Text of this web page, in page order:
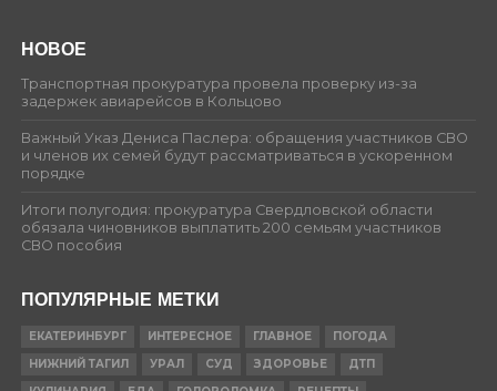
НОВОЕ
Транспортная прокуратура провела проверку из-за
задержек авиарейсов в Кольцово
Важный Указ Дениса Паслера: обращения участников СВО
и членов их семей будут рассматриваться в ускоренном
порядке
Итоги полугодия: прокуратура Свердловской области
обязала чиновников выплатить 200 семьям участников
СВО пособия
ПОПУЛЯРНЫЕ МЕТКИ
ЕКАТЕРИНБУРГ ИНТЕРЕСНОЕ ГЛАВНОЕ
ПОГОДА
НИЖНИЙ ТАГИЛ
УРАЛ СУД ЗДОРОВЬЕ
ДТП